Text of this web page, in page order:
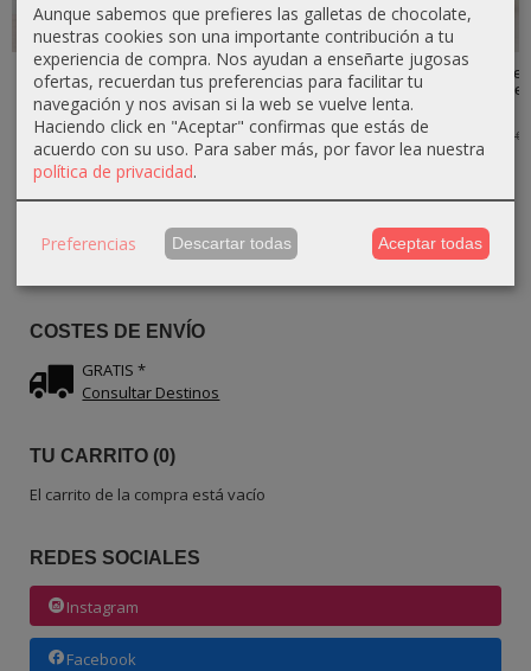
COSTES DE ENVÍO
GRATIS *
Consultar Destinos
TU CARRITO (0)
El carrito de la compra está vacío
REDES SOCIALES
Instagram
Facebook
Caja Grande
Rayada de
Madera de...
18,00 € 20,00 €
Caja Pequeña
Rayada de
Madera de...
13,50 €15,00 €
Cajita Pequeña
de Madera de
Olivo –...
15,30 €17,00 €
Cajita Grande
de Madera de
18,00 €
20,00 €
Aunque sabemos que prefieres las galletas de chocolate,
nuestras cookies son una importante contribución a tu
experiencia de compra. Nos ayudan a enseñarte jugosas
ofertas, recuerdan tus preferencias para facilitar tu
navegación y nos avisan si la web se vuelve lenta.
Haciendo click en "Aceptar" confirmas que estás de
acuerdo con su uso. Para saber más, por favor lea nuestra
política de privacidad.
Preferencias Descartar todas Aceptar todas